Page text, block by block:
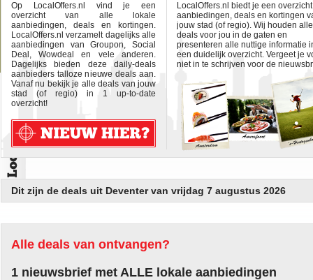
Op LocalOffers.nl vind je een
overzicht van alle lokale
aanbiedingen, deals en kortingen.
LocalOffers.nl verzamelt dagelijks alle
aanbiedingen van Groupon, Social
Deal, Wowdeal en vele anderen.
Dagelijks bieden deze daily-deals
aanbieders talloze nieuwe deals aan.
Vanaf nu bekijk je alle deals van jouw
stad (of regio) in 1 up-to-date
overzicht!
LocalOffers.nl biedt je een
aanbiedingen, deals en kortingen
jouw stad (of regio). Wij houden alle
deals voor jou in de gaten en
presenteren alle nuttige informatie
een duidelijk overzicht. Vergeet je
niet in te schrijven voor de
Dit zijn de deals uit Deventer van vrijdag 7 augustus 2026
Alle deals van ontvangen?
1 nieuwsbrief met ALLE lokale aanbiedingen